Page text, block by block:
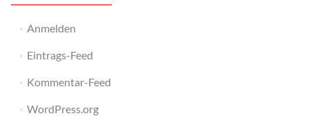
Anmelden
Eintrags-Feed
Kommentar-Feed
WordPress.org